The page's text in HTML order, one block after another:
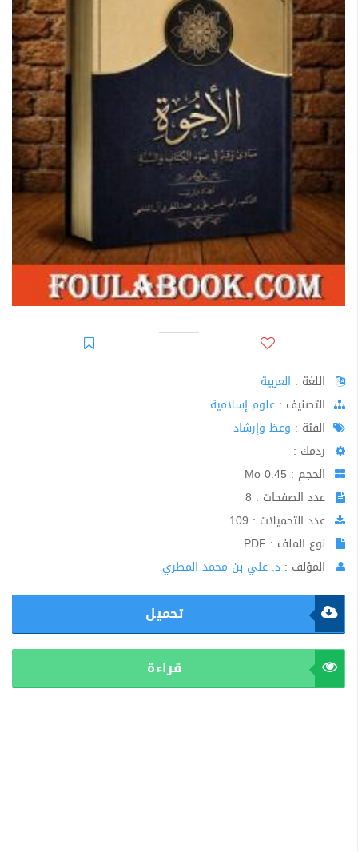
اللغة : العربية
اﻟﺘﺼﻨﻴﻒ : علوم إسلامية
الفئة : وعظ وإرشاد
ردمك :
الحجم : 0.45 Mo
عدد الصفحات : 8
عدد التحميلات : 109
نوع الملف : PDF
المؤلف : د. علي بن محمد المطري
تحميل
قراءة